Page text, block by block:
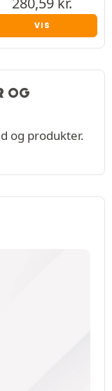
VIS
OG
og produkter.